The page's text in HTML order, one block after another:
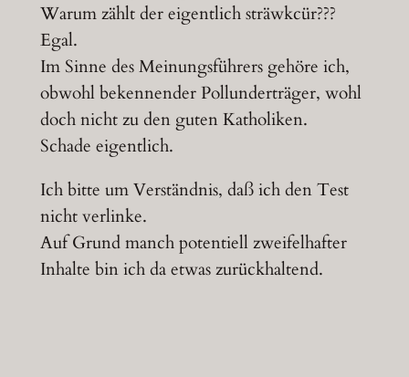
Warum zählt der eigentlich sträwkcür???
Egal.
Im Sinne des Meinungsführers gehöre ich,
obwohl bekennender Pollunderträger, wohl
doch nicht zu den guten Katholiken.
Schade eigentlich.
Ich bitte um Verständnis, daß ich den Test
nicht verlinke.
Auf Grund manch potentiell zweifelhafter
Inhalte bin ich da etwas zurückhaltend.